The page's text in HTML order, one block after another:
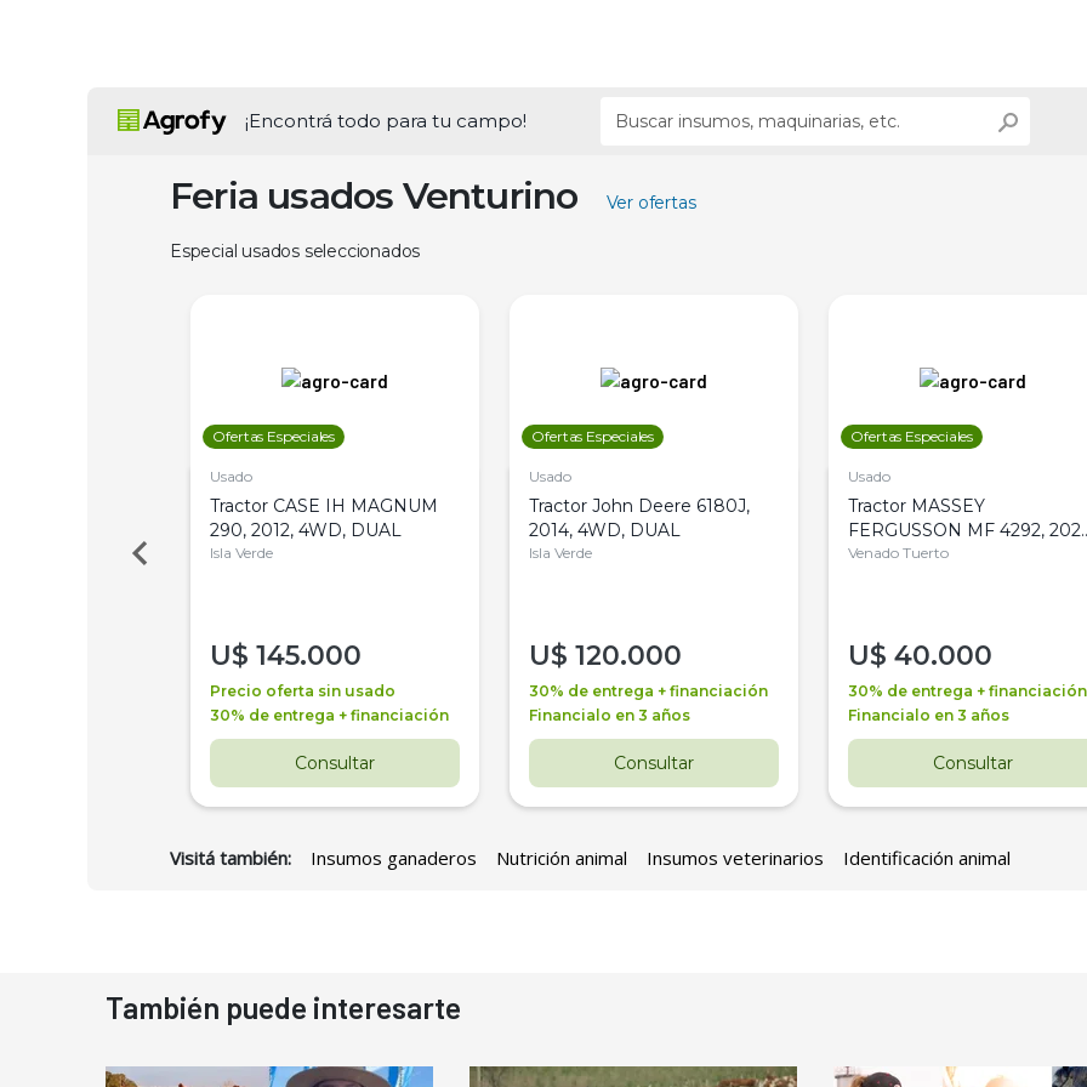
¡Encontrá todo para tu campo!
Feria usados Venturino Ver ofertas
Especial usados seleccionados
Ofertas Especiales
Usado
Tractor CASE IH MAGNUM
290, 2012, 4WD, DUAL
Isla Verde
U$ 145.000
Precio oferta sin usado
30% de entrega + financiación
Consultar
Ofertas Especiales
Usado
Tractor John Deere 6180J,
2014, 4WD, DUAL
Isla Verde
U$ 120.000
30% de entrega + financiación
Financialo en 3 años
Consultar
Ofertas Especiales
Usado
Tractor MASSEY
FERGUSSON MF 4292,
4WD, PATON
Venado Tuerto
U$ 40.000
30% de entrega + financiación
Financialo en 3 años
Consultar
Visitá también: Insumos ganaderos Nutrición animal Insumos veterinarios Identificación animal
También puede interesarte